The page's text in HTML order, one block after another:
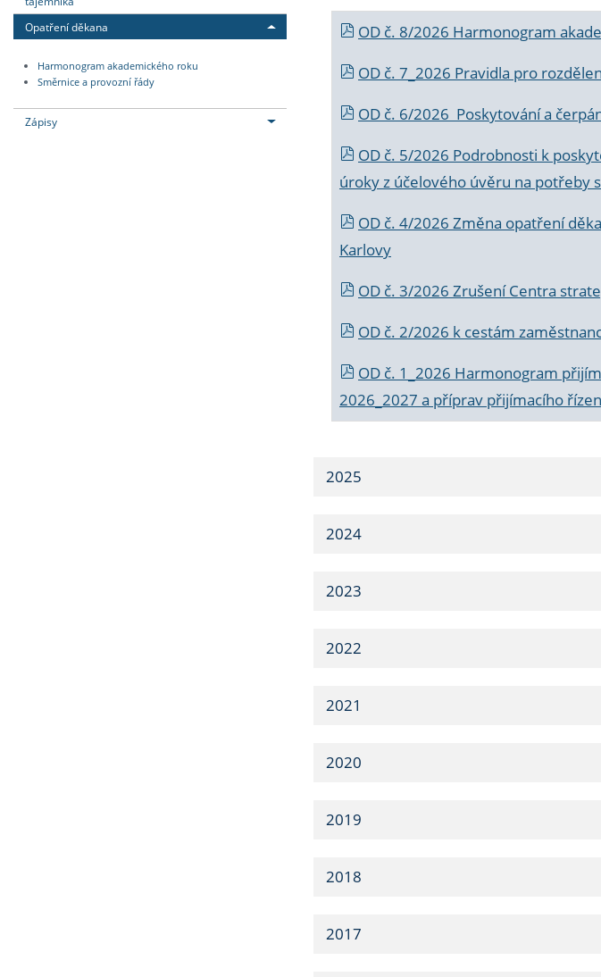
Opatření děkana
Harmonogram akademického roku
Směrnice a provozní řády
Zápisy
OD č. 8/2026 Harmonogram
OD č. 7_2026 Pravidla pro
OD č. 6/2026 Poskytování a
OD č. 5/2026 Podrobnosti k
úroky z účelového úvěru na potřeby
OD č. 4/2026 Změna opatření
Karlovy
OD č. 3/2026 Zrušení Centra
OD č. 2/2026 k cestám
OD č. 1_2026 Harmonogram
2026_2027 a příprav přijímacího
2025
2024
2023
2022
2021
2020
2019
2018
2017